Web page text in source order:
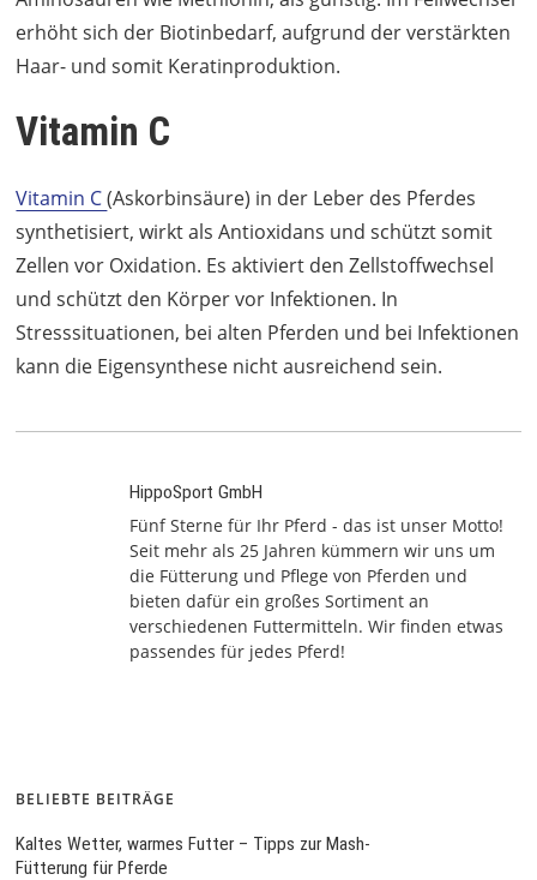
erhöht sich der Biotinbedarf, aufgrund der verstärkten
Haar- und somit Keratinproduktion.
Vitamin C
Vitamin C(Askorbinsäure) in der Leber des Pferdes
synthetisiert, wirkt als Antioxidans und schützt somit
Zellen vor Oxidation. Es aktiviert den Zellstoffwechsel
und schützt den Körper vor Infektionen. In
Stresssituationen, bei alten Pferden und bei Infektionen
kann die Eigensynthese nicht ausreichend sein.
HippoSport GmbH
Fünf Sterne für Ihr Pferd - das ist unser Motto!
Seit mehr als 25 Jahren kümmern wir uns um
die Fütterung und Pflege von Pferden und
bieten dafür ein großes Sortiment an
verschiedenen Futtermitteln. Wir finden etwas
passendes für jedes Pferd!
BELIEBTE BEITRÄGE
Kaltes Wetter, warmes Futter – Tipps zur Mash-
Fütterung für Pferde